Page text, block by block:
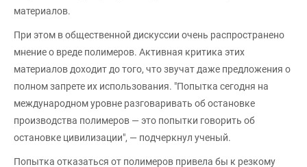
материалов.
При этом в общественной дискуссии очень распространено
мнение о вреде полимеров. Активная критика этих
материалов доходит до того, что звучат даже предложения о
полном запрете их использования. "Попытка сегодня на
международном уровне разговаривать об остановке
производства полимеров — это попытки говорить об
остановке цивилизации", — подчеркнул ученый.
Попытка отказаться от полимеров привела бы к резкому